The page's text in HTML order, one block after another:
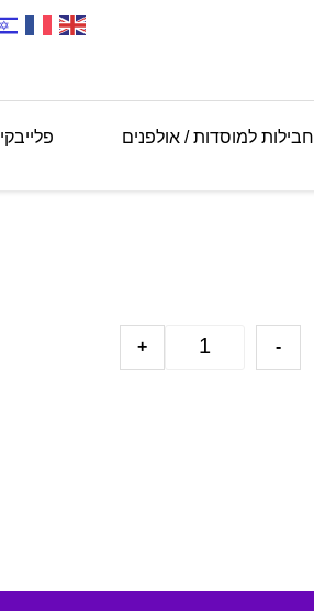
חבילות למוסדות / אולפנים
-
+